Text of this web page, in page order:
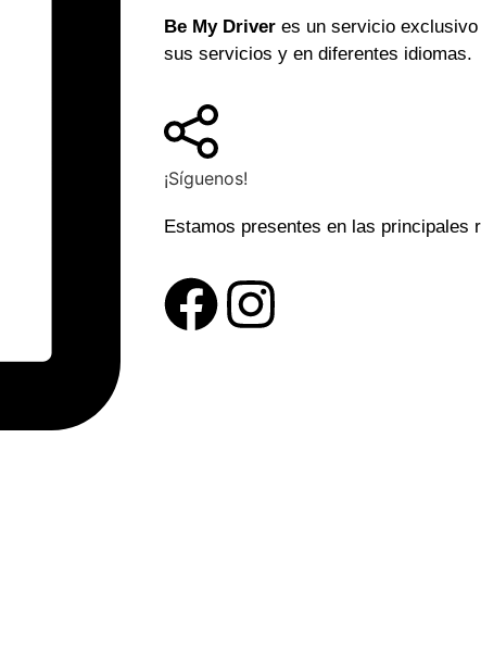
Be My Driver es un servicio exclusivo
sus servicios y en diferentes idiomas.
¡Síguenos!
Estamos presentes en las principales